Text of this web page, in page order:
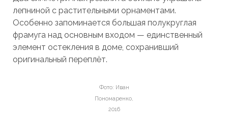
лепниной с растительными орнаментами.
Особенно запоминается большая полукруглая
фрамуга над основным входом — единственный
элемент остекления в доме, сохранивший
оригинальный переплёт.
Фото: Иван
Пономаренко,
2016